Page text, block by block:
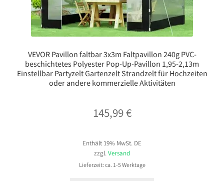
VEVOR Pavillon faltbar 3x3m Faltpavillon 240g PVC-
beschichtetes Polyester Pop-Up-Pavillon 1,95-2,13m
Einstellbar Partyzelt Gartenzelt Strandzelt für Hochzeiten
oder andere kommerzielle Aktivitäten
145,99€
Enthält 19% MwSt. DE
zzgl. Versand
Lieferzeit: ca. 1-5 Werktage